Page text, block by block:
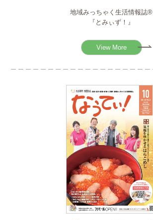
地域みっちゃく生活情報誌®
『とみぃず！』
View More